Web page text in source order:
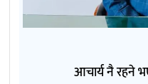
आचार्य नै रहने